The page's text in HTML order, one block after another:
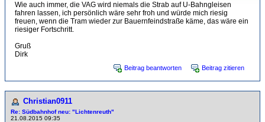
Wie auch immer, die VAG wird niemals die Strab auf U-Bahngleisen
fahren lassen, ich persönlich wäre sehr froh und würde mich riesig
freuen, wenn die Tram wieder zur Bauernfeindstraße käme, das wäre ein
riesiger Fortschritt.
Gruß
Dirk
Beitrag beantworten Beitrag zitieren
Christian0911
Re: Südbahnhof neu: "Lichtenreuth"
21.08.2015 09:35